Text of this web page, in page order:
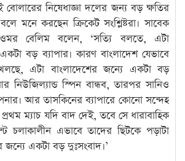
নিষেধাজ্ঞা দলের জন্য বড় ক্ষতির
মনে করছেন ক্রিকেট সংশ্লিষ্টরা। সাবেক
বেলিম বলেন, ‘সত্যি বলতে, এটা
বড় ব্যাপার। কারণ বাংলাদেশ যেভাবে
এটা বাংলাদেশের জন্যে একটা বড়
নিউজিল্যান্ড স্পিন বান্ধব, তারপর সানিও
আর তাসকিনের ব্যাপারে কোনো সন্দেহ
ম্যাচ যদি বাদ দেই, তবে সে ধারাবাহিক
চলাকালীন এভাবে তাদের ছিটকে পড়াটা
জন্যে একটা বড় দুঃসংবাদ।’